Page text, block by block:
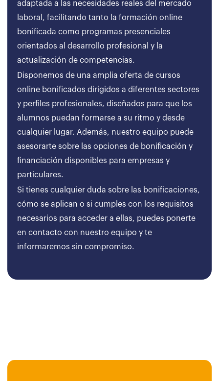
adaptada a las necesidades reales del mercado
laboral, facilitando tanto la formación online
bonificada como programas presenciales
orientados al desarrollo profesional y la
actualización de competencias.
Disponemos de una amplia oferta de cursos
online bonificados dirigidos a diferentes sectores
y perfiles profesionales, diseñados para que los
alumnos puedan formarse a su ritmo y desde
cualquier lugar. Además, nuestro equipo puede
asesorarte sobre las opciones de bonificación y
financiación disponibles para empresas y
particulares.
Si tienes cualquier duda sobre las bonificaciones,
cómo se aplican o si cumples con los requisitos
necesarios para acceder a ellas, puedes ponerte
en contacto con nuestro equipo y te
informaremos sin compromiso.